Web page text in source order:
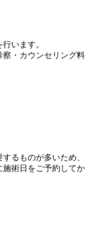
います。
・カウンセリング料
るものが多いため、
術日をご予約してか